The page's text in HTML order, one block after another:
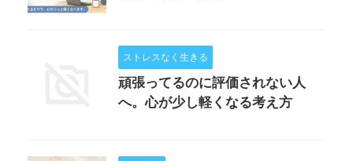
ストレスなく生きる
頑張ってるのに評価されない人
へ。心が少し軽くなる考え方